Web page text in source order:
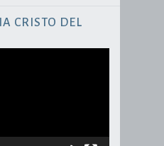
CRISTO DEL